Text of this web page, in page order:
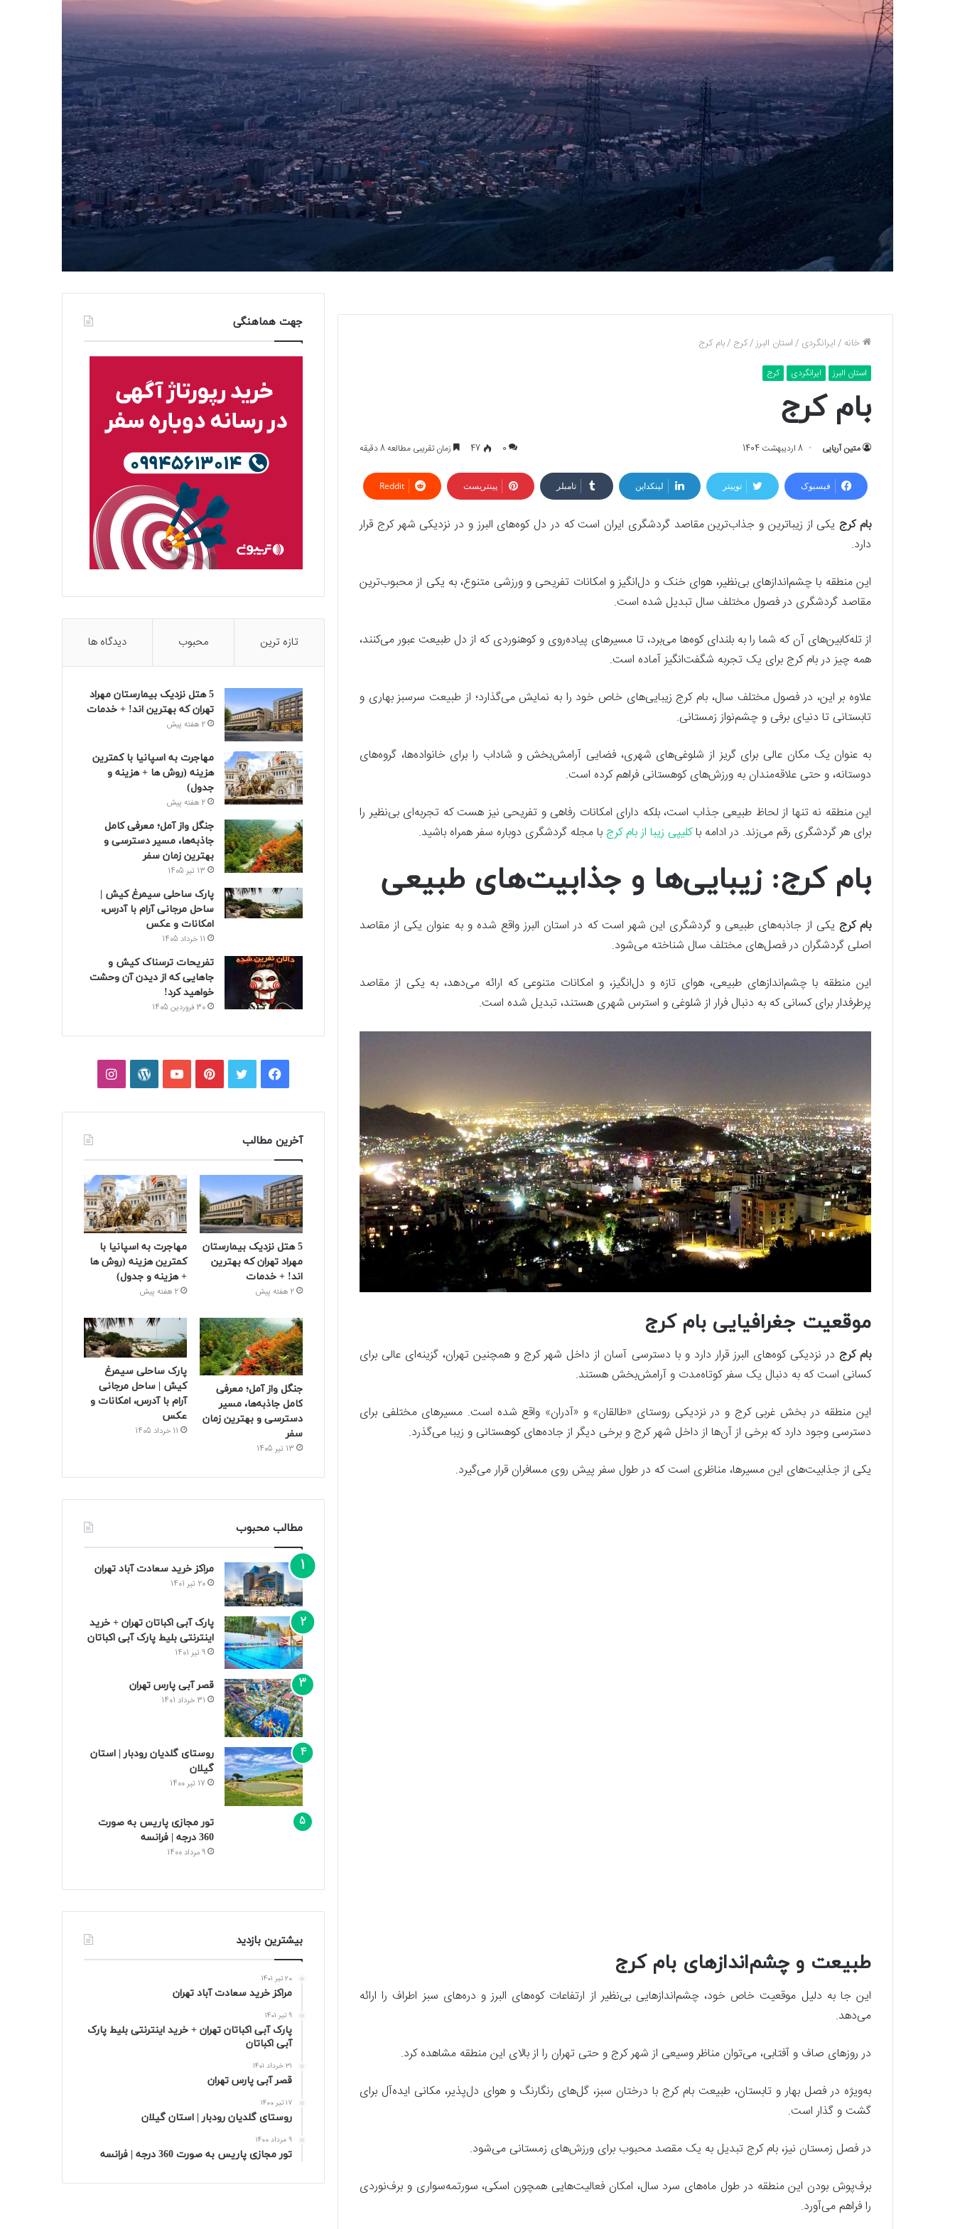
خانه /ایرانگردی /استان البرز/کرج /بام کرج
استان البرز ایرانگردی کرج
بام کرج
متین آریایی 8 اردیبهشت 1404 0
47 زمان تقریبی مطالعه 8 دقیقه
فیسبوک توییتر لینکداین تامبلر پینتریست Reddit
بام کرجیکی از زیباترین و جذاب‌ترین مقاصد گردشگری ایران است که در دل کوه‌های البرز و در نزدیکی شهر کرج قرار
دارد.
این منطقه با چشم‌اندازهای بی‌نظیر، هوای خنک و دل‌انگیز و امکانات تفریحی و ورزشی متنوع، به یکی از محبوب‌ترین
مقاصد گردشگری در فصول مختلف سال تبدیل شده است.
از تله‌کابین‌های آن که شما را به بلندای کوه‌ها می‌برد، تا مسیرهای پیاده‌روی و کوهنوردی که از دل طبیعت عبور می‌کنند،
همه چیز در بام کرج برای یک تجربه شگفت‌انگیز آماده است.
علاوه بر این، در فصول مختلف سال، بام کرج زیبایی‌های خاص خود را به نمایش می‌گذارد؛ از طبیعت سرسبز بهاری و
تابستانی تا دنیای برفی و چشم‌نواز زمستانی.
به عنوان یک مکان عالی برای گریز از شلوغی‌های شهری، فضایی آرامش‌بخش و شاداب را برای خانواده‌ها، گروه‌های
دوستانه، و حتی علاقه‌مندان به ورزش‌های کوهستانی فراهم کرده است.
این منطقه نه تنها از لحاظ طبیعی جذاب است، بلکه دارای امکانات رفاهی و تفریحی نیز هست که تجربه‌ای بی‌نظیر را
برای هر گردشگری رقم می‌زند. در ادامه باکلیپی زیبا از بام کرجبا مجله گردشگری دوباره سفر همراه باشید.
بام کرج: زیبایی‌ها و جذابیت‌های طبیعی
بام کرج یکی از جاذبه‌های طبیعی و گردشگری این شهر است که در استان البرز واقع شده و به عنوان یکی از مقاصد
اصلی گردشگران در فصل‌های مختلف سال شناخته می‌شود.
این منطقه با چشم‌اندازهای طبیعی، هوای تازه و دل‌انگیز، و امکانات متنوعی که ارائه می‌دهد، به یکی از مقاصد
پرطرفدار برای کسانی که به دنبال فرار از شلوغی و استرس شهری هستند، تبدیل شده است.
موقعیت جغرافیایی بام کرج
بام کرج در نزدیکی کوه‌های البرز قرار دارد و با دسترسی آسان از داخل شهر کرج و همچنین تهران، گزینه‌ای عالی برای
کسانی است که به دنبال یک سفر کوتاه‌مدت و آرامش‌بخش هستند.
این منطقه در بخش غربی کرج و در نزدیکی روستای «طالقان» و «آدران» واقع شده است. مسیرهای مختلفی برای
دسترسی وجود دارد که برخی از آن‌ها از داخل شهر کرج و برخی دیگر از جاده‌های کوهستانی و زیبا می‌گذرد.
یکی از جذابیت‌های این مسیرها، مناظری است که در طول سفر پیش روی مسافران قرار می‌گیرد.
طبیعت و چشم‌اندازهای بام کرج
این جا به دلیل موقعیت خاص خود، چشم‌اندازهایی بی‌نظیر از ارتفاعات کوه‌های البرز و دره‌های سبز اطراف را ارائه
می‌دهد.
در روزهای صاف و آفتابی، می‌توان مناظر وسیعی از شهر کرج و حتی تهران را از بالای این منطقه مشاهده کرد.
به‌ویژه در فصل بهار و تابستان، طبیعت بام کرج با درختان سبز، گل‌های رنگارنگ و هوای دل‌پذیر، مکانی ایده‌آل برای
گشت و گذار است.
در فصل زمستان نیز، بام کرج تبدیل به یک مقصد محبوب برای ورزش‌های زمستانی می‌شود.
برف‌پوش بودن این منطقه در طول ماه‌های سرد سال، امکان فعالیت‌هایی همچون اسکی، سورتمه‌سواری و برف‌نوردی
را فراهم می‌آورد.
جهت هماهنگی
تازه ترین محبوب دیدگاه ها
5 هتل نزدیک بیمارستان مهراد
تهران که بهترین‌ اند! + خدمات
2 هفته پیش
مهاجرت به اسپانیا با کمترین
هزینه (روش ها + هزینه و
جدول)
2 هفته پیش
جنگل واز آمل؛ معرفی کامل
جاذبه‌ها، مسیر دسترسی و
بهترین زمان سفر
13 تیر 1405
پارک ساحلی سیمرغ کیش |
ساحل مرجانی آرام با آدرس،
امکانات و عکس
11 خرداد 1405
تفریحات ترسناک کیش و
جاهایی که از دیدن آن وحشت
خواهید کرد!
30 فروردین 1405
فیسبوکتوییترپینتریستیوتیوبوردپرساینستاگرام
آخرین مطالب
5 هتل نزدیک بیمارستان
مهراد تهران که بهترین‌
اند! + خدمات
2 هفته پیش
مهاجرت به اسپانیا با
کمترین هزینه (روش ها
+ هزینه و جدول)
2 هفته پیش
جنگل واز آمل؛ معرفی
کامل جاذبه‌ها، مسیر
دسترسی و بهترین زمان
سفر
13 تیر 1405
پارک ساحلی سیمرغ
کیش | ساحل مرجانی
آرام با آدرس، امکانات و
عکس
11 خرداد 1405
مطالب محبوب
مراکز خرید سعادت‌ آباد تهران
20 تیر 1401
پارک آبی اکباتان تهران + خرید
اینترنتی بلیط پارک آبی اکباتان
9 تیر 1401
قصر آبی پارس تهران
31 خرداد 1401
روستای گلدیان رودبار | استان
گیلان
17 تیر 1400
تور مجازی پاریس به صورت
360 درجه | فرانسه
9 مرداد 1400
بیشترین بازدید
20 تیر 1401
مراکز خرید سعادت‌ آباد تهران
9 تیر 1401
پارک آبی اکباتان تهران + خرید اینترنتی بلیط پارک
آبی اکباتان
31 خرداد 1401
قصر آبی پارس تهران
17 تیر 1400
روستای گلدیان رودبار | استان گیلان
9 مرداد 1400
تور مجازی پاریس به صورت 360 درجه | فرانسه